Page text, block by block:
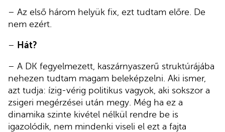
– Az első három helyük fix, ezt tudtam előre. De
nem ezért.
– Hát?
– A DK fegyelmezett, kaszárnyaszerű struktúrájába
nehezen tudtam magam beleképzelni. Aki ismer,
azt tudja: ízig-vérig politikus vagyok, aki sokszor a
zsigeri megérzései után megy. Még ha ez a
dinamika szinte kivétel nélkül rendre be is
igazolódik, nem mindenki viseli el ezt a fajta